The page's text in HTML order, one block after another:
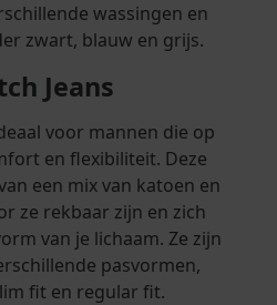
wassingen en
zwart, blauw en grijs.
Jeans
voor mannen die op
en flexibiliteit. Deze
een mix van katoen en
ze rekbaar zijn en zich
van je lichaam. Ze zijn
pasvormen,
fit en regular fit.